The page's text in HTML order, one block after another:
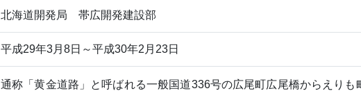
北海道開発局 帯広開発建設部
平成29年3月8日～平成30年2月23日
通称「黄金道路」と呼ばれる一般国道336号の広尾町広尾橋からえりも